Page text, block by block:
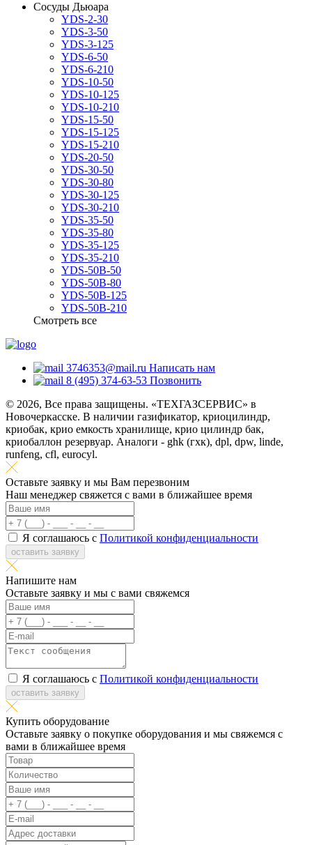
Сосуды Дьюара
YDS-2-30
YDS-3-50
YDS-3-125
YDS-6-50
YDS-6-210
YDS-10-50
YDS-10-125
YDS-10-210
YDS-15-50
YDS-15-125
YDS-15-210
YDS-20-50
YDS-30-50
YDS-30-80
YDS-30-125
YDS-30-210
YDS-35-50
YDS-35-80
YDS-35-125
YDS-35-210
YDS-50B-50
YDS-50B-80
YDS-50B-125
YDS-50B-210
Смотреть все
3746353@mail.ru Написать нам
8 (495) 374-63-53 Позвонить
© 2026, Все права защищены. «ТЕХГАЗСЕРВИС» в
Новочеркасске. В наличии газификатор, криоцилиндр,
криобак, крио емкость хранилище, крио цилиндр бак,
криобаллон резервуар. Аналоги - ghk (гхк), dpl, dpw, linde,
runfeng, cfl, eurocyl.
Оставьте заявку и мы Вам перезвоним
Наш менеджер свяжется с вами в ближайшее время
Я соглашаюсь с Политикой конфиденциальности
оставить заявку
Напишите нам
Оставьте заявку и мы с вами свяжемся
Я соглашаюсь с Политикой конфиденциальности
оставить заявку
Купить оборудование
Оставьте заявку о покупке оборудования и мы свяжемся с
вами в ближайшее время